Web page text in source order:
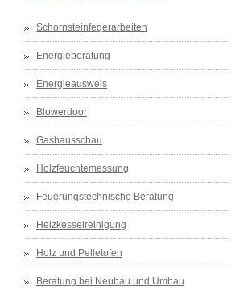
Schornsteinfegerarbeiten
Energieberatung
Energieausweis
Blowerdoor
Gashausschau
Holzfeuchtemessung
Feuerungstechnische Beratung
Heizkesselreinigung
Holz und Pelletofen
Beratung bei Neubau und Umbau